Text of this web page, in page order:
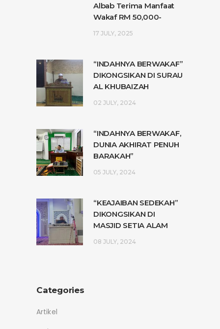
Albab Terima Manfaat
Wakaf RM 50,000-
17 JULY, 2025
“INDAHNYA BERWAKAF”
DIKONGSIKAN DI SURAU
AL KHUBAIZAH
02 JULY, 2024
“INDAHNYA BERWAKAF,
DUNIA AKHIRAT PENUH
BARAKAH”
05 JULY, 2024
“KEAJAIBAN SEDEKAH”
DIKONGSIKAN DI
MASJID SETIA ALAM
08 JULY, 2024
Categories
Artikel